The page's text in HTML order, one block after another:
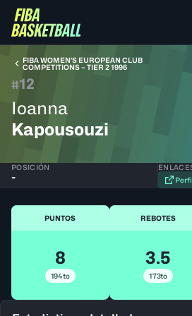
FIBA WOMEN’S EUROPEAN CLUB
COMPETITIONS – TIER 2 1996
#12
Ioanna
Kapousouzi
POSICIÓN
-
PUNTOS
8
194to
REBOTES
3.5
173to